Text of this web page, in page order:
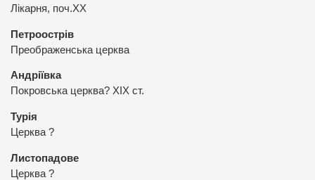
Лікарня, поч.ХХ
Петроострів
Преображенська церква
Андріївка
Покровська церква? ХІХ ст.
Турія
Церква ?
Листопадове
Церква ?